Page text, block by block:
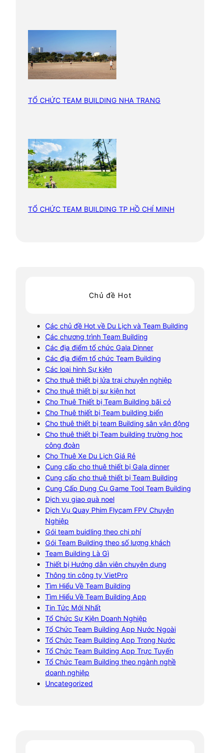
ắ
TỔ CHỨC TEAM BUILDING NHA TRANG
TỔ CHỨC TEAM BUILDING TP HỒ CHÍ MINH
Chủ đề Hot
Các chủ đề Hot về Du Lịch và Team Building
Các chương trình Team Building
Các địa điểm tổ chức Gala Dinner
Các địa điểm tổ chức Team Building
Các loại hình Sự kiện
Cho thuê thiết bị lửa trại chuyên nghiệp
Cho thuê thiết bị sự kiện hot
Cho Thuê Thiết bị Team Building bãi cỏ
Cho Thuê thiết bị Team building biển
Cho thuê thiết bị team Building sân vận động
Cho thuê thiết bị Team building trường học
công đoàn
Cho Thuê Xe Du Lịch Giá Rẻ
Cung cấp cho thuê thiết bị Gala dinner
Cung cấp cho thuê thiết bị Team Building
Cung Cấp Dụng Cụ Game Tool Team Building
Dịch vụ giao quà noel
Dịch Vụ Quay Phim Flycam FPV Chuyên
Nghiệp
Gói team buidling theo chi phí
Gói Team Building theo số lượng khách
Team Building Là Gì
Thiết bị Hướng dẫn viên chuyên dụng
Thông tin công ty VietPro
Tìm Hiểu Về Team Building
Tìm Hiểu Về Team Building App
Tin Tức Mới Nhất
Tổ Chức Sự Kiện Doanh Nghiệp
Tổ Chức Team Building App Nước Ngoài
Tổ Chức Team Building App Trong Nước
Tổ Chức Team Building App Trực Tuyến
Tổ Chức Team Building theo ngành nghề
doanh nghiệp
Uncategorized